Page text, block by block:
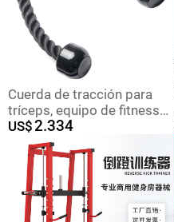
Cuerda de tracción para
tríceps, equipo de fitness
para uso doméstico.
US$2.334